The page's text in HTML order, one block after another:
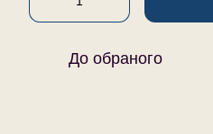
До обраного